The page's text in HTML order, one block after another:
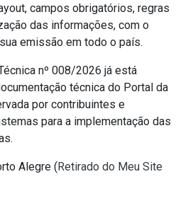
campos obrigatórios, regras
das informações, com o
emissão em todo o país.
nº 008/2026 já está
técnica do Portal da
por contribuintes e
para a implementação das
Alegre (Retirado do Meu Site